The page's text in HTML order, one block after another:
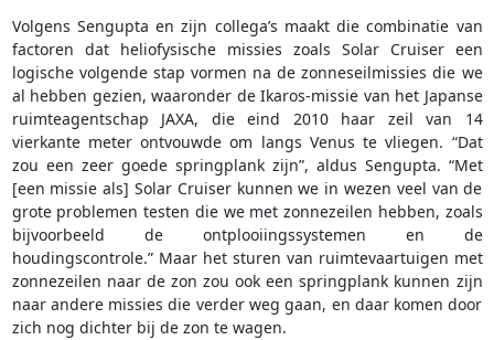
Volgens Sengupta en zijn collega’s maakt die combinatie van
factoren dat heliofysische missies zoals Solar Cruiser een
logische volgende stap vormen na de zonneseilmissies die we
al hebben gezien, waaronder de Ikaros-missie van het Japanse
ruimteagentschap JAXA, die eind 2010 haar zeil van 14
vierkante meter ontvouwde om langs Venus te vliegen. “Dat
zou een zeer goede springplank zijn”, aldus Sengupta. “Met
[een missie als] Solar Cruiser kunnen we in wezen veel van de
grote problemen testen die we met zonnezeilen hebben, zoals
bijvoorbeeld de ontplooiingssystemen en de
houdingscontrole.” Maar het sturen van ruimtevaartuigen met
zonnezeilen naar de zon zou ook een springplank kunnen zijn
naar andere missies die verder weg gaan, en daar komen door
zich nog dichter bij de zon te wagen.